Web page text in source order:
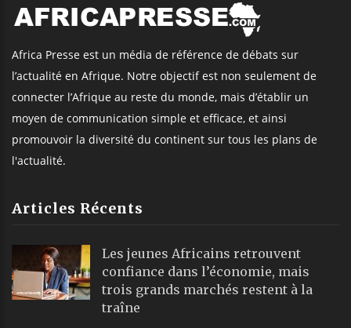
Africa Presse est un média de référence de débats sur
l’actualité en Afrique. Notre objectif est non seulement de
connecter l’Afrique au reste du monde, mais d’établir un
moyen de communication simple et efficace, et ainsi
promouvoir la diversité du continent sur tous les plans de
l'actualité.
Articles Récents
Les jeunes Africains retrouvent
confiance dans l’économie, mais
trois grands marchés restent à la
traîne